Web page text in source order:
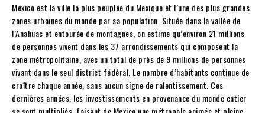
Mexico est la ville la plus peuplée du Mexique et l’une des plus grandes
zones urbaines du monde par sa population. Située dans la vallée de
l’Anahuac et entourée de montagnes, on estime qu’environ 21 millions
de personnes vivent dans les 37 arrondissements qui composent la
zone métropolitaine, avec un total de près de 9 millions de personnes
vivant dans le seul district fédéral. Le nombre d’habitants continue de
croître chaque année, sans aucun signe de ralentissement. Ces
dernières années, les investissements en provenance du monde entier